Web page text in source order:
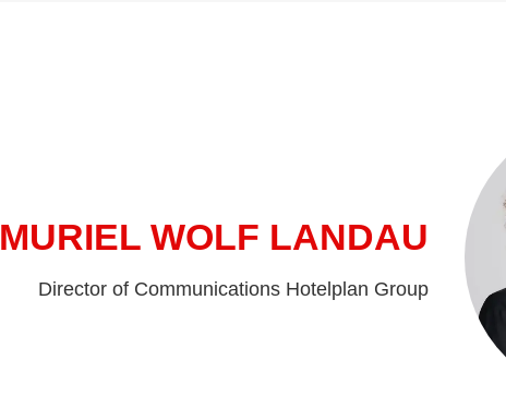
MURIEL WOLF LANDAU
Director of Communications Hotelplan Group